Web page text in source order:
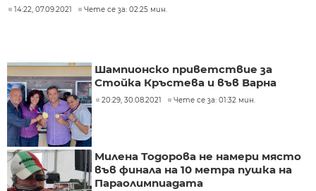
14:22, 07.09.2021 Чете се за: 02:25 мин.
Шампионско приветствие за
Стойка Кръстева и във Варна
20:29, 30.08.2021 Чете се за: 01:32 мин.
Милена Тодорова не намери място
във финала на 10 метра пушка на
Параолимпиадата